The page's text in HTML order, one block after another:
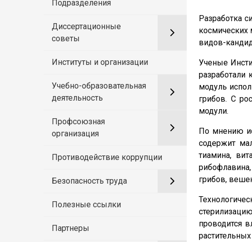
Подразделения
Диссертационные
советы
Институты и организации
Учебно-образовательная
деятельность
Профсоюзная
организация
Противодействие коррупции
Безопасность труда
Полезные ссылки
Партнеры
Разработка
космических
видов-
Ученые
модуль
грибов. С
модули.
По мнению
содержит
тиамина,
грибов,
проводится